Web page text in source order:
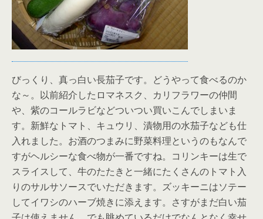
びっくり、真っ白い長茄子です。どうやって食べるのか
な～。以前紹介したロマネスク、カリフラワーの仲間
や、紫のコールラビなどついつい買いこんでしまいま
す。新鮮なトマト、キュウリ、漬物用の水茄子なども仕
入れました。お酒のつまみに野菜料理というのもなんで
すがヘルシーな食べ物が一番ですね。コリンキーは生で
スライスして、牛のたたきと一緒にたくさんのトマト入
りのサルサソースでいただきます。ズッキーニはソテー
してイワシのハーブ焼きに添えます。さすがまだ白い茄